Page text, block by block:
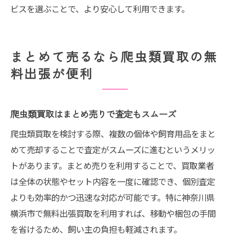
ビスを選ぶことで、より安心して利用できます。
まとめて売るなら爬虫類買取の無
料出張が便利
爬虫類買取はまとめ売りで査定もスムーズ
爬虫類買取を検討する際、複数の個体や飼育用品をまと
めて売却することで査定がスムーズに進むというメリッ
トがあります。まとめ売りを利用することで、買取業者
は全体の状態やセット内容を一度に確認でき、個別査定
よりも効率的かつ迅速な対応が可能です。特に神奈川県
横浜市で無料出張買取を利用すれば、移動や梱包の手間
を省けるため、飼い主の負担も軽減されます。